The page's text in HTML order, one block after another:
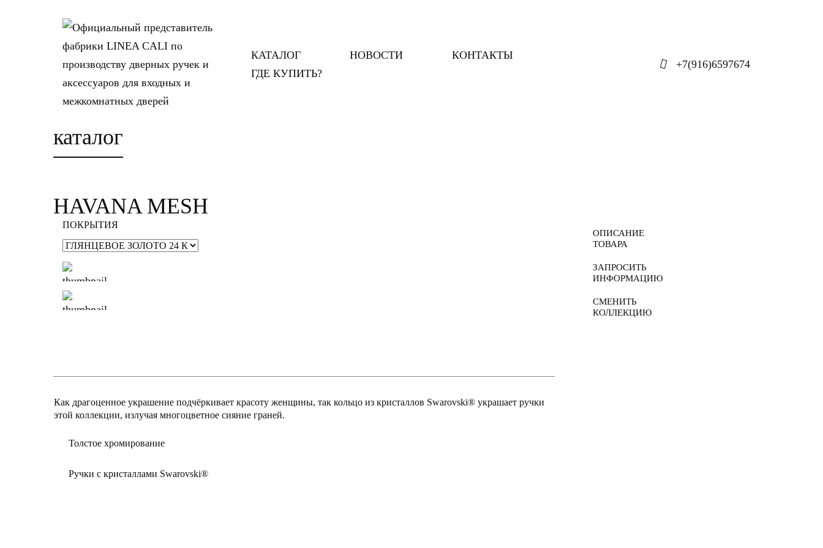
КАТАЛОГ НОВОСТИ
КОНТАКТЫ
ГДЕ КУПИТЬ?
+7(916)6597674
каталог
HAVANA MESH
ПОКРЫТИЯ
ОПИСАНИЕ
ТОВАРА
ЗАПРОСИТЬ
ИНФОРМАЦИЮ
СМЕНИТЬ
КОЛЛЕКЦИЮ
Как драгоценное украшение подчёркивает красоту женщины, так кольцо из кристаллов Swarovski® украшает ручки
этой коллекции, излучая многоцветное сияние граней.
Толстое хромирование
Ручки с кристаллами Swarovski®